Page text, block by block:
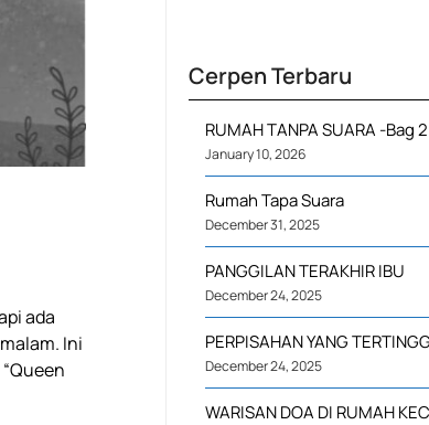
ada
Ini
Cerpen Terbaru
RUMAH TANPA SUARA -Bag
January 10, 2026
Rumah Tapa Suara
December 31, 2025
PANGGILAN TERAKHIR IBU
December 24, 2025
PERPISAHAN YANG
December 24, 2025
WARISAN DOA DI RUMAH